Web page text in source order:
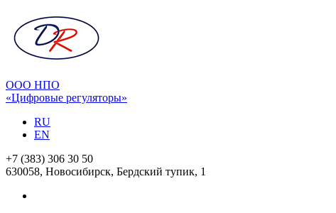
ООО НПО
«Цифровые регуляторы»
RU
EN
+7 (383) 306 30 50
630058, Новосибирск, Бердский тупик, 1